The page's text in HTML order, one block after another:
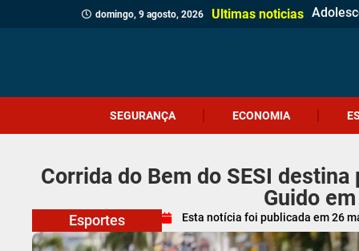
domingo, 9 agosto, 2026 Ultimas noticias Vítima
Jovem
Serra
Casa
Gol
Polícia
Polícia
SEGURANÇA ECONOMIA
Corrida do Bem do SESI
Guido
Esportes Esta notícia foi publicada em 26